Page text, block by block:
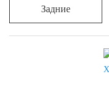
Задние